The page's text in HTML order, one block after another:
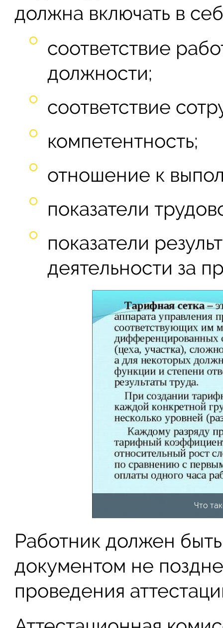
должна включать в
соответствие
должности;
соответствие
компетентность;
отношение к
показатели
показатели
деятельности за
Что
Работник должен
документом не
проведения